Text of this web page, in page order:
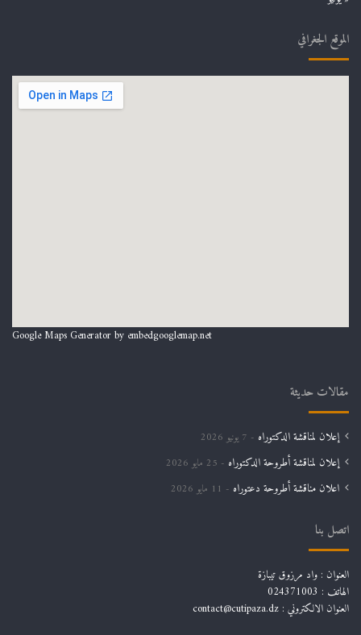
الموقع الجغرافي
Google Maps Generator by embedgooglemap.net
مقالات حديثة
إعلان لمناقشة الدكتوراه 7 يونيو 2026
إعلان لمناقشة أطروحة الدكتوراه 25 مايو 2026
اعلان مناقشة أطروحة دعتوراه 11 مايو 2026
اتصل بنا
العنوان : واد مرزوق تيبازة
الهاتف : 024371003
العنوان الالكتروني : contact@cutipaza.dz